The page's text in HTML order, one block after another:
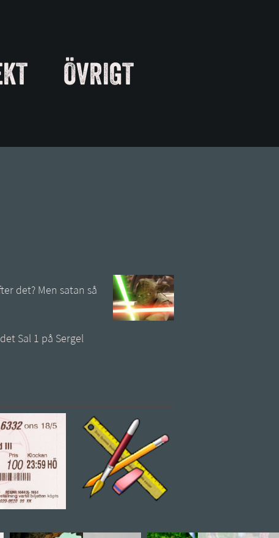
ÖVRIGT
det? Men satan så
Sal 1 på Sergel